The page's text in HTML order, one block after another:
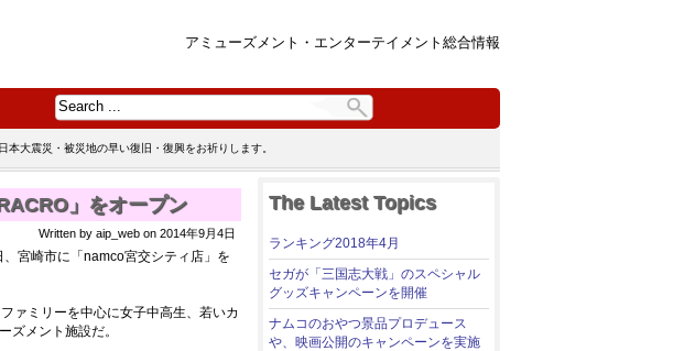
アミューズメント・エンターテイメント総合情報
本大震災・被災地の早い復旧・復興をお祈りします。
」をオープン
Written by aip_web on 2014年9月4日
宮崎市に「namco宮交シティ店」を
ァミリーを中心に女子中高生、若いカ
ズメント施設だ。
The Latest Topics
ランキング2018年4月
セガが「三国志大戦」のスペシャル
グッズキャンペーンを開催
ナムコのおやつ景品プロデュース
や、映画公開のキャンペーンを実施